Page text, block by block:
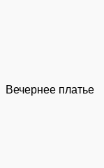
Вечернее платье